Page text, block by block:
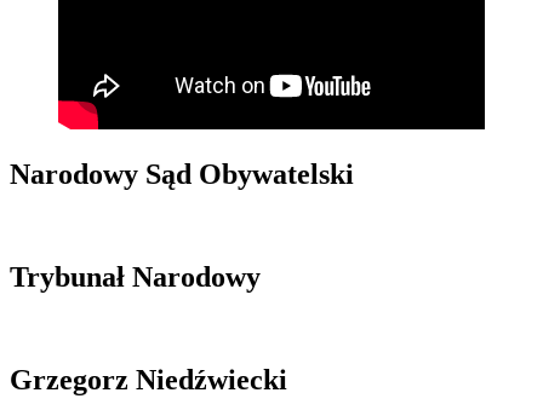
Narodowy Sąd Obywatelski
Trybunał Narodowy
Grzegorz Niedźwiecki